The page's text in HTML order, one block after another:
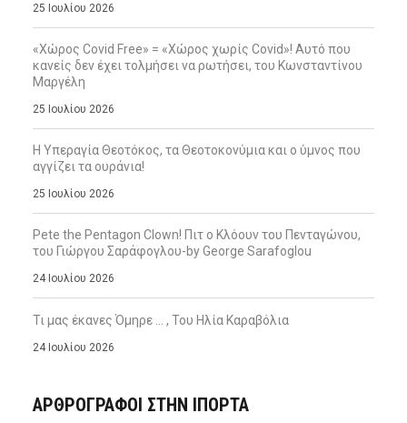
25 Ιουλίου 2026
«Χώρος Covid Free» = «Χώρος χωρίς Covid»! Αυτό που
κανείς δεν έχει τολμήσει να ρωτήσει, του Κωνσταντίνου
Μαργέλη
25 Ιουλίου 2026
Η Υπεραγία Θεοτόκος, τα Θεοτοκονύμια και ο ύμνος που
αγγίζει τα ουράνια!
25 Ιουλίου 2026
Pete the Pentagon Clown! Πιτ ο Κλόουν του Πενταγώνου,
του Γιώργου Σαράφογλου-by George Sarafoglou
24 Ιουλίου 2026
Τι μας έκανες Όμηρε … , Του Ηλία Καραβόλια
24 Ιουλίου 2026
ΑΡΘΡΟΓΡΑΦΟΙ ΣΤΗΝ IΠΟΡΤΑ